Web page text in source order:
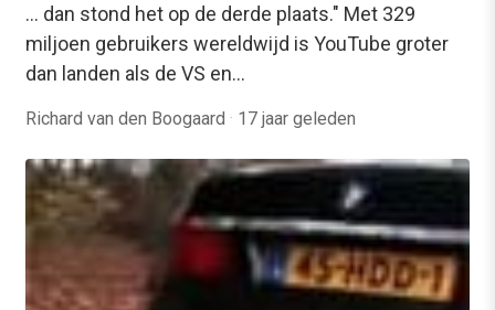
... dan stond het op de derde plaats." Met 329
miljoen gebruikers wereldwijd is YouTube groter
dan landen als de VS en…
Richard van den Boogaard · 17 jaar geleden